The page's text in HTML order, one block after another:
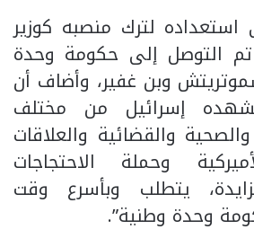
استعداده لترك منصبه كوزير
التوصل إلى حكومة وحدة
وبن غفير، وأضاف أن
إسرائيل من مختلف
والقضائية والعلاقات
وحملة الاحتجاجات
يتطلب وبأسرع وقت
وحدة وطنية”.